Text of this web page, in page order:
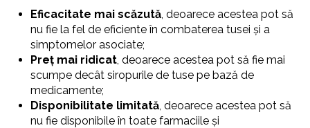
Eficacitate mai scăzută , deoarece acestea pot să
nu fie la fel de eficiente în combaterea tusei și a
simptomelor asociate;
Preț mai ridicat , deoarece acestea pot să fie mai
scumpe decât siropurile de tuse pe bază de
medicamente;
Disponibilitate limitată , deoarece acestea pot să
nu fie disponibile în toate farmaciile și